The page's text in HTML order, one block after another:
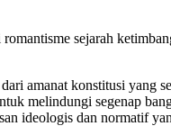
sejarah
amanat konstitusi yang
melindungi segenap
ideologis dan normatif